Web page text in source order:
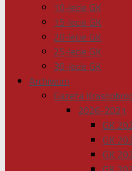
10-lecie GK
15-lecie GK
20-lecie GK
25-lecie GK
30-lecie GK
Archiwum
Gazeta
2026-2021
GK
GK
GK